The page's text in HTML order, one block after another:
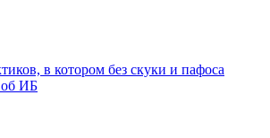
в котором без скуки и пафоса
об ИБ